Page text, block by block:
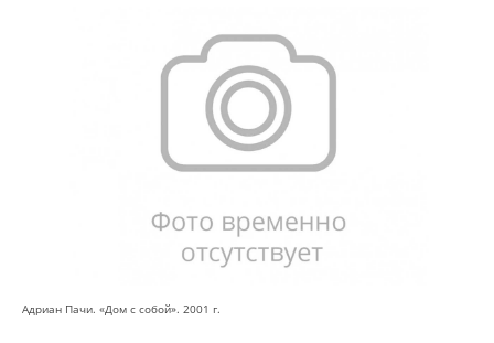
Адриан Пачи. «Дом с собой». 2001 г.